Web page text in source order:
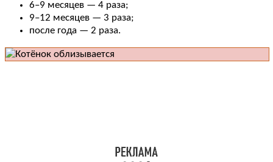
6–9 месяцев — 4 раза;
9–12 месяцев — 3 раза;
после года — 2 раза.